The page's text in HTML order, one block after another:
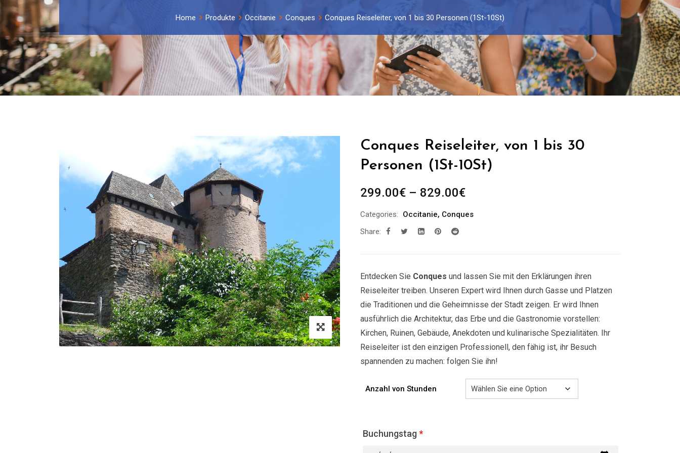
Home Produkte Occitanie Conques Conques Reiseleiter, von 1 bis 30 Personen (1St-10St)
Conques Reiseleiter, von 1 bis 30
Personen (1St-10St)
299.00€ – 829.00€Preisspanne:
bis
Categories: Occitanie, Conques
Share:
Entdecken Sie Conques und lassen Sie mit den Erklärungen ihren
Reiseleiter treiben. Unseren Expert wird Ihnen durch Gasse und Platzen
die Traditionen und die Geheimnisse der Stadt zeigen. Er wird Ihnen
ausführlich die Architektur, das Erbe und die Gastronomie vorstellen:
Kirchen, Ruinen, Gebäude, Anekdoten und kulinarische Spezialitäten. Ihr
Reiseleiter ist den einzigen Professionell, den fähig ist, ihr Besuch
spannenden zu machen: folgen Sie ihn!
Anzahl von Stunden
Buchungstag*